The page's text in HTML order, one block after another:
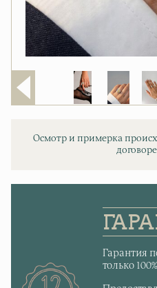
Осмотр и примерка
Гарантия
только